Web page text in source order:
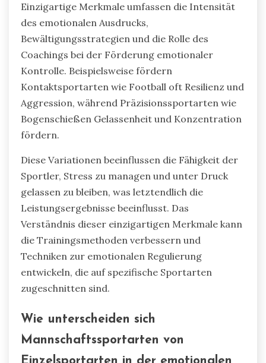
Einzigartige Merkmale umfassen die Intensität
des emotionalen Ausdrucks,
Bewältigungsstrategien und die Rolle des
Coachings bei der Förderung emotionaler
Kontrolle. Beispielsweise fördern
Kontaktsportarten wie Football oft Resilienz und
Aggression, während Präzisionssportarten wie
Bogenschießen Gelassenheit und Konzentration
fördern.
Diese Variationen beeinflussen die Fähigkeit der
Sportler, Stress zu managen und unter Druck
gelassen zu bleiben, was letztendlich die
Leistungsergebnisse beeinflusst. Das
Verständnis dieser einzigartigen Merkmale kann
die Trainingsmethoden verbessern und
Techniken zur emotionalen Regulierung
entwickeln, die auf spezifische Sportarten
zugeschnitten sind.
Wie unterscheiden sich
Mannschaftssportarten von